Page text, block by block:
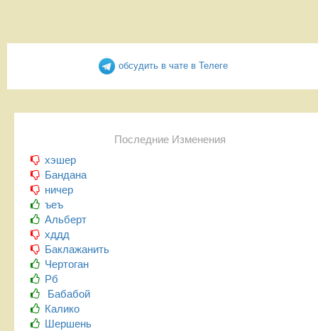
обсудить в чате в Телеге
Последние Изменения
хэшер
Бандана
ничер
ъеъ
Альберт
хддд
Баклажанить
Чертоган
Рб
Бабабой
Калико
Шершень